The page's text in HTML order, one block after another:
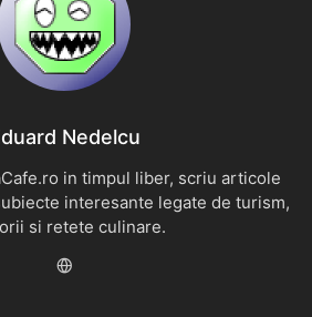
Nedelcu
in timpul liber, scriu articole
interesante legate de turism,
si retete culinare.